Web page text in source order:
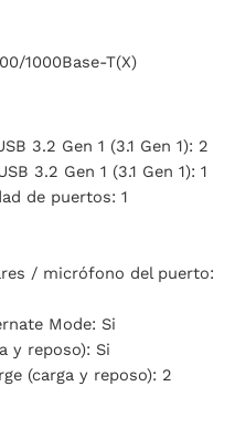
1000Base-T(X)
3.2 Gen 1 (3.1 Gen 1): 2
3.2 Gen 1 (3.1 Gen 1): 1
de puertos: 1
/ micrófono del puerto:
Mode: Si
y reposo): Si
(carga y reposo): 2